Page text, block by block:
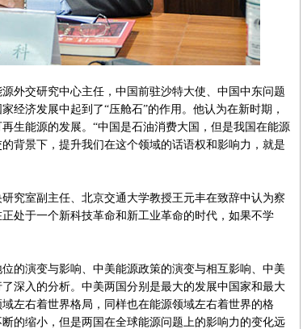
交研究中心主任，中国前驻沙特大使、中国中东问题
经济发展中起到了“压舱石”的作用。他认为在新时期，
生能源的发展。“中国是石油消费大国，但是我国在能源
背景下，提升我们在这个领域的话语权和影响力，就是
室副主任、北京交通大学教授王元丰在致辞中认为察
处于一个新科技革命和新工业革命的时代，如果不学
演变与影响、中美能源政策的演变与相互影响、中美
深入的分析。中美两国分别是最大的发展中国家和最大
左右着世界格局，同样也在能源领域左右着世界的格
的缩小，但是两国在全球能源问题上的影响力的变化远